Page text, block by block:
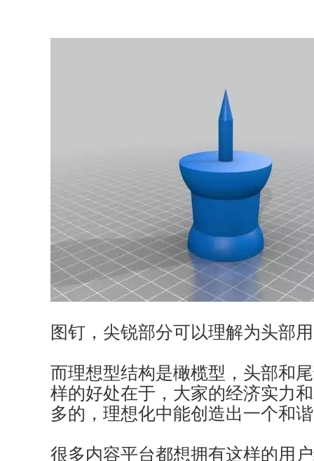
图钉，尖锐部分可以理解为头部
而理想型结构是橄榄型，头部和
样的好处在于，大家的经济实力
多的，理想化中能创造出一个和
很多内容平台都想拥有这样的用